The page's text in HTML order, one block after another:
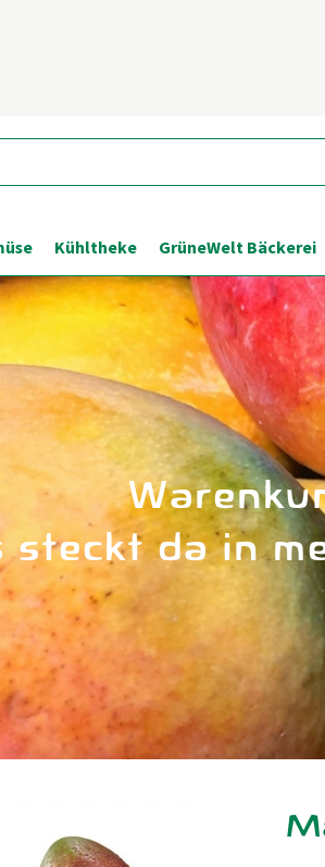
Kühltheke GrüneWelt Bäckerei
steckt da in